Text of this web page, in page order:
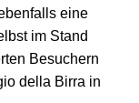
eine
im Stand
Besuchern
della Birra in